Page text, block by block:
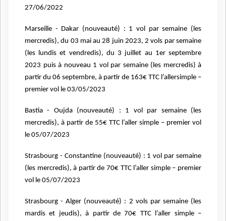
27/06/2022
Marseille - Dakar (nouveauté) : 1 vol par semaine (les
mercredis), du 03 mai au 28 juin 2023, 2 vols par semaine
(les lundis et vendredis), du 3 juillet au 1er septembre
2023 puis à nouveau 1 vol par semaine (les mercredis) à
partir du 06 septembre, à partir de 163€ TTC l’allersimple –
premier vol le 03/05/2023
Bastia - Oujda (nouveauté) : 1 vol par semaine (les
mercredis), à partir de 55€ TTC l’aller simple – premier vol
le 05/07/2023
Strasbourg - Constantine (nouveauté) : 1 vol par semaine
(les mercredis), à partir de 70€ TTC l’aller simple – premier
vol le 05/07/2023
Strasbourg - Alger (nouveauté) : 2 vols par semaine (les
mardis et jeudis), à partir de 70€ TTC l’aller simple –